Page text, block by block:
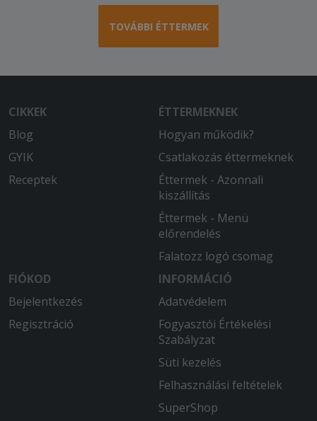
fokhagymakrémlevesüket nagyon
imádom, azt szinte mindig rendelem, a
többször rendeltünk innen. Fogunk
máskor is még természetesen.
TOVÁBBI ÉTTERMEK
CIKKEK
Blog
GYIK
Receptek
ÉTTERMEKNEK
Hogyan működik?
Csatlakozás éttermeknek
Éttermek - Azonnali
kiszállítás
Éttermek - Menü
előrendelés
Falatozz logó csomag
FIÓKOD
Bejelentkezés
Regisztráció
INFORMÁCIÓ
Adatvédelem
Fogyasztói Értékelési
Szabályzat
Süti kezelés
Felhasználási feltételek
SuperShop